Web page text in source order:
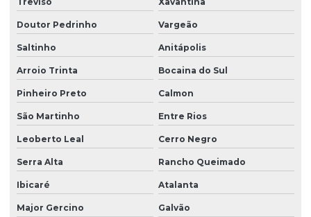
Doutor Pedrinho Vargeão
Saltinho Anitápolis
Arroio Trinta Bocaina do Sul
Pinheiro Preto Calmon
São Martinho Entre Rios
Leoberto Leal Cerro Negro
Serra Alta Rancho Queimado
Ibicaré Atalanta
Major Gercino Galvão